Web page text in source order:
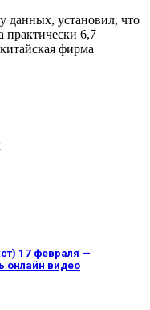
данных, установил, что
практически 6,7
фирма
17 февраля —
онлайн видео